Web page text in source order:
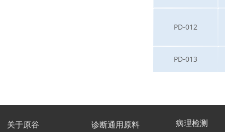
PD-012
PD-013
关于原谷 诊断通用原料 病理检测